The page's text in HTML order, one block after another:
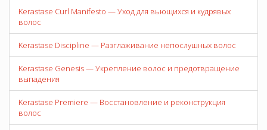
Kerastase Curl Manifesto — Уход для вьющихся и кудрявых
волос
Kerastase Discipline — Разглаживание непослушных волос
Kerastase Genesis — Укрепление волос и предотвращение
выпадения
Kerastase Premiere — Восстановление и реконструкция
волос